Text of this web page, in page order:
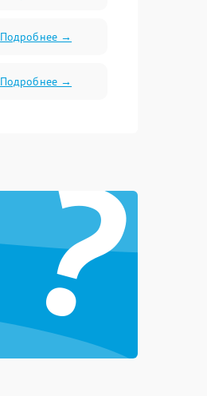
Подробнее →
Подробнее →
?